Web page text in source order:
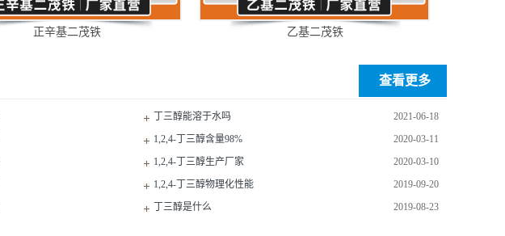
正辛基二茂铁 乙基二茂铁
查看更多
2021-06-18
丁三醇能溶于水吗
2020-03-11
1,2,4-丁三醇含量98%
2020-03-10
1,2,4-丁三醇生产厂家
2019-09-20
1,2,4-丁三醇物理化性能
2019-08-23
丁三醇是什么